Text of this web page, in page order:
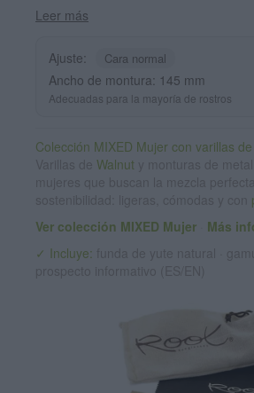
sofisticación a su aspecto. y sus lentes
además de proteger tus ojos y tu piel,
must-have para cualquier mujer que
atemporal. Medida frontal 145x45mm
Leer más
Ajuste: Cara normal
Ancho de montura: 145 mm
Adecuadas para la mayoría de rostros
Colección MIXED Mujer con varillas
Walnut
Ver colección MIXED Mujer
Más
✓ Incluye: